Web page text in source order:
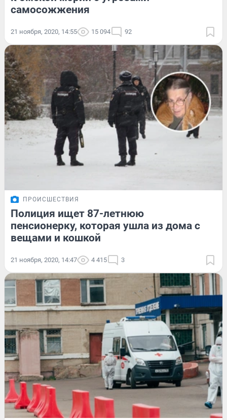
самосожжения
21 ноября, 2020, 14:55 15 094 92
ПРОИСШЕСТВИЯ
Полиция ищет 87-летнюю
пенсионерку, которая ушла из дома с
вещами и кошкой
21 ноября, 2020, 14:47 4 415 3